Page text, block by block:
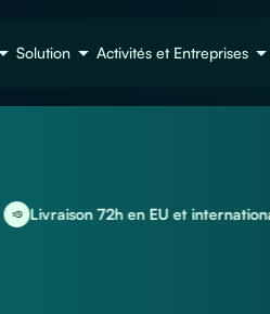
Solution Activités et Entreprises
72h en EU et international